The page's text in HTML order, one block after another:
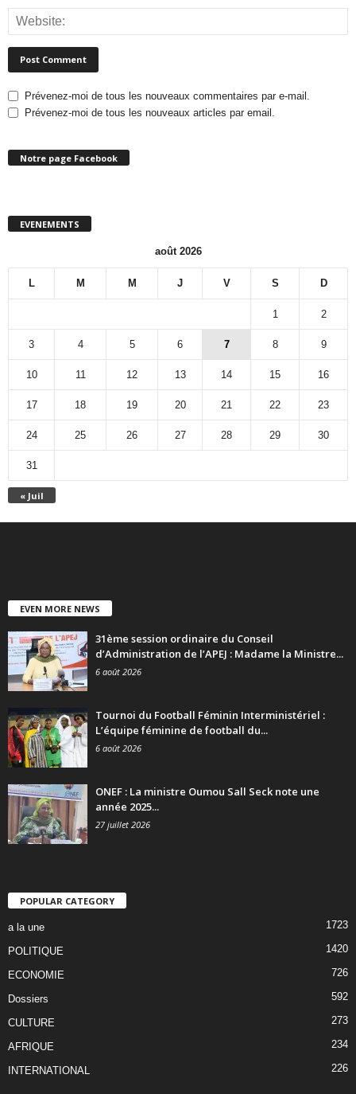
Prévenez-moi de tous les nouveaux commentaires par e-mail.
Prévenez-moi de tous les nouveaux articles par email.
Notre page Facebook
EVENEMENTS
août 2026
L M M J V S D
« Juil
1 2
3 4 5 6 7 8 9
10 11 12 13 14 15 16
17 18 19 20 21 22 23
24 25 26 27 28 29 30
31
EVEN MORE NEWS
31ème session ordinaire du Conseil
d’Administration de l’APEJ : Madame la Ministre...
6 août 2026
Tournoi du Football Féminin Interministériel :
L’équipe féminine de football du...
6 août 2026
ONEF : La ministre Oumou Sall Seck note une
année 2025...
27 juillet 2026
POPULAR CATEGORY
a la une 1723
POLITIQUE 1420
ECONOMIE 726
Dossiers 592
CULTURE 273
AFRIQUE 234
INTERNATIONAL 226